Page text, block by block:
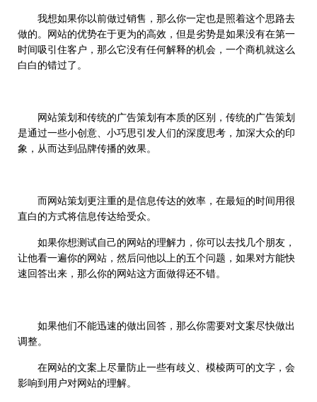
我想如果你以前做过销售，那么你一定也是照着这个思路去
做的。网站的优势在于更为的高效，但是劣势是如果没有在第一
时间吸引住客户，那么它没有任何解释的机会，一个商机就这么
白白的错过了。
网站策划和传统的广告策划有本质的区别，传统的广告策划
是通过一些小创意、小巧思引发人们的深度思考，加深大众的印
象，从而达到品牌传播的效果。
而网站策划更注重的是信息传达的效率，在最短的时间用很
直白的方式将信息传达给受众。
如果你想测试自己的网站的理解力，你可以去找几个朋友，
让他看一遍你的网站，然后问他以上的五个问题，如果对方能快
速回答出来，那么你的网站这方面做得还不错。
如果他们不能迅速的做出回答，那么你需要对文案尽快做出
调整。
在网站的文案上尽量防止一些有歧义、模棱两可的文字，会
影响到用户对网站的理解。